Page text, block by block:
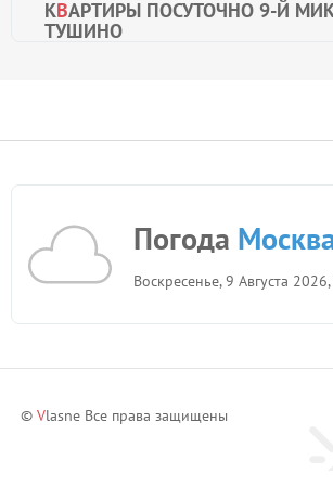
КВАРТИРЫ ПОСУТОЧНО 9-Й
ТУШИНО
Погода
Воскресенье, 9 Августа
© Vlasne Все права защищены